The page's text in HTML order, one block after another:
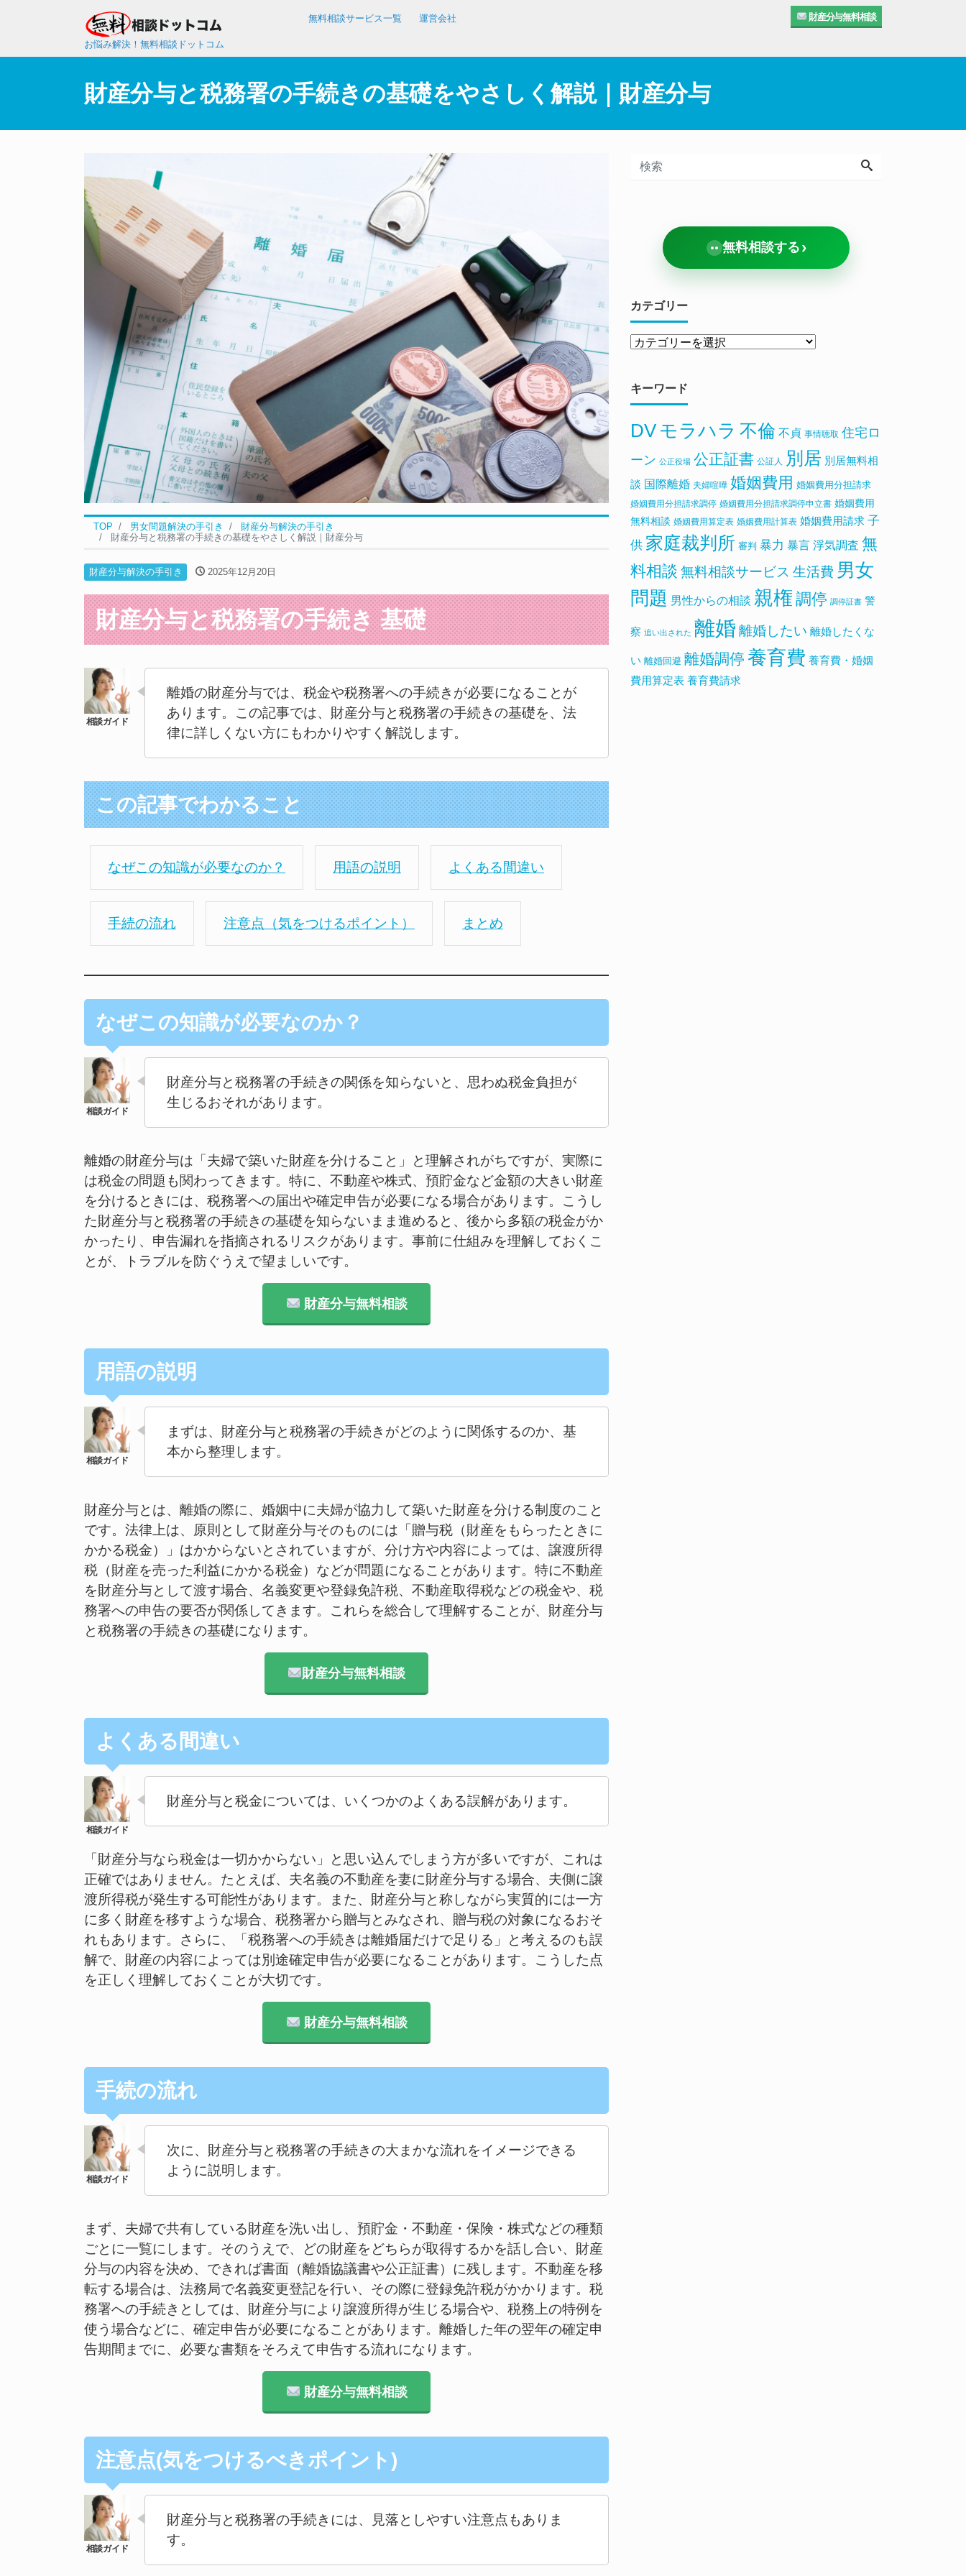
お悩み解決！無料相談ドットコム
無料相談サービス一覧 運営会社 財産分与無料相談
財産分与と税務署の手続きの基礎をやさしく解説｜財産分与
TOP 男女問題解決の手引き
財産分与解決の手引き
財産分与と税務署の手続きの基礎をやさしく解説｜財産分与
財産分与解決の手引き 2025年12月20日
財産分与と税務署の手続き 基礎
離婚の財産分与では、税金や税務署への手続きが必要になることが
あります。この記事では、財産分与と税務署の手続きの基礎を、法
律に詳しくない方にもわかりやすく解説します。
この記事でわかること
なぜこの知識が必要なのか？ 用語の説明 よくある間違い
手続の流れ 注意点（気をつけるポイント） まとめ
なぜこの知識が必要なのか？
財産分与と税務署の手続きの関係を知らないと、思わぬ税金負担が
生じるおそれがあります。
離婚の財産分与は「夫婦で築いた財産を分けること」と理解されがちですが、実際に
は税金の問題も関わってきます。特に、不動産や株式、預貯金など金額の大きい財産
を分けるときには、税務署への届出や確定申告が必要になる場合があります。こうし
た財産分与と税務署の手続きの基礎を知らないまま進めると、後から多額の税金がか
かったり、申告漏れを指摘されるリスクがあります。事前に仕組みを理解しておくこ
とが、トラブルを防ぐうえで望ましいです。
財産分与無料相談
用語の説明
まずは、財産分与と税務署の手続きがどのように関係するのか、基
本から整理します。
財産分与とは、離婚の際に、婚姻中に夫婦が協力して築いた財産を分ける制度のこと
です。法律上は、原則として財産分与そのものには「贈与税（財産をもらったときに
かかる税金）」はかからないとされていますが、分け方や内容によっては、譲渡所得
税（財産を売った利益にかかる税金）などが問題になることがあります。特に不動産
を財産分与として渡す場合、名義変更や登録免許税、不動産取得税などの税金や、税
務署への申告の要否が関係してきます。これらを総合して理解することが、財産分与
と税務署の手続きの基礎になります。
財産分与無料相談
よくある間違い
財産分与と税金については、いくつかのよくある誤解があります。
「財産分与なら税金は一切かからない」と思い込んでしまう方が多いですが、これは
正確ではありません。たとえば、夫名義の不動産を妻に財産分与する場合、夫側に譲
渡所得税が発生する可能性があります。また、財産分与と称しながら実質的には一方
に多く財産を移すような場合、税務署から贈与とみなされ、贈与税の対象になるおそ
れもあります。さらに、「税務署への手続きは離婚届だけで足りる」と考えるのも誤
解で、財産の内容によっては別途確定申告が必要になることがあります。こうした点
を正しく理解しておくことが大切です。
財産分与無料相談
手続の流れ
次に、財産分与と税務署の手続きの大まかな流れをイメージできる
ように説明します。
まず、夫婦で共有している財産を洗い出し、預貯金・不動産・保険・株式などの種類
ごとに一覧にします。そのうえで、どの財産をどちらが取得するかを話し合い、財産
分与の内容を決め、できれば書面（離婚協議書や公正証書）に残します。不動産を移
転する場合は、法務局で名義変更登記を行い、その際に登録免許税がかかります。税
務署への手続きとしては、財産分与により譲渡所得が生じる場合や、税務上の特例を
使う場合などに、確定申告が必要になることがあります。離婚した年の翌年の確定申
告期間までに、必要な書類をそろえて申告する流れになります。
財産分与無料相談
注意点(気をつけるべきポイント)
財産分与と税務署の手続きには、見落としやすい注意点もありま
す。
無料相談する ›
カテゴリー
キーワード
DV モラハラ 不倫 不貞 事情聴取 住宅ロ
ーン 公正役場 公正証書 公証人 別居 別居無料相
談 国際離婚 夫婦喧嘩 婚姻費用 婚姻費用分担請求
婚姻費用分担請求調停 婚姻費用分担請求調停申立書 婚姻費用
無料相談 婚姻費用算定表 婚姻費用計算表 婚姻費用請求 子
供 家庭裁判所 審判 暴力 暴言 浮気調査 無
料相談 無料相談サービス 生活費 男女
問題 男性からの相談 親権 調停 調停証書 警
察 追い出された 離婚 離婚したい 離婚したくな
い 離婚回避 離婚調停 養育費 養育費・婚姻
費用算定表 養育費請求